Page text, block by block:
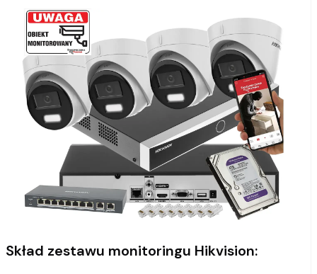
Skład zestawu monitoringu Hikvision: